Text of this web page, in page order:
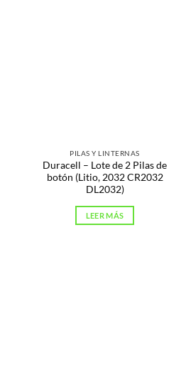
PILAS Y LINTERNAS
Duracell – Lote de 2 Pilas de
botón (Litio, 2032 CR2032
DL2032)
LEER MÁS